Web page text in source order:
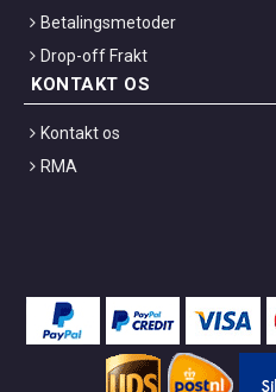
Betalingsmetoder
Drop-off Frakt
KONTAKT OS
Kontakt os
RMA